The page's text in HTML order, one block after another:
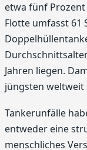
etwa fünf
Flotte umfasst 61
Jahren liegen.
jüngsten weltweit
Tankerunfälle
entweder eine
menschliches